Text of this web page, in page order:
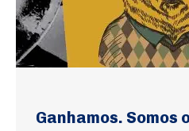
Ganhamos. Somos